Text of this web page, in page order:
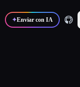
✦Enviar con IA